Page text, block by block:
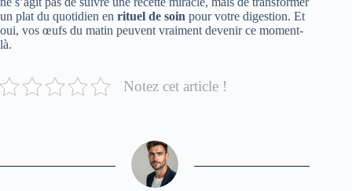
un plat du quotidien en rituel de soin pour votre digestion. Et
oui, vos œufs du matin peuvent vraiment devenir ce moment-
là.
Notez cet article !